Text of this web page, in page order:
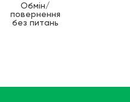
Обмін/
повернення
без питань